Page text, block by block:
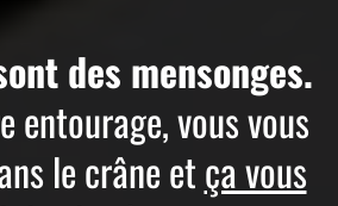
des mensonges.
entourage, vous vous
le crâne etça vous